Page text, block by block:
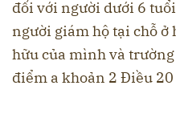
đối với người dưới 6
người giám hộ tại chỗ ở
hữu của mình và
điểm a khoản 2 Điều 20